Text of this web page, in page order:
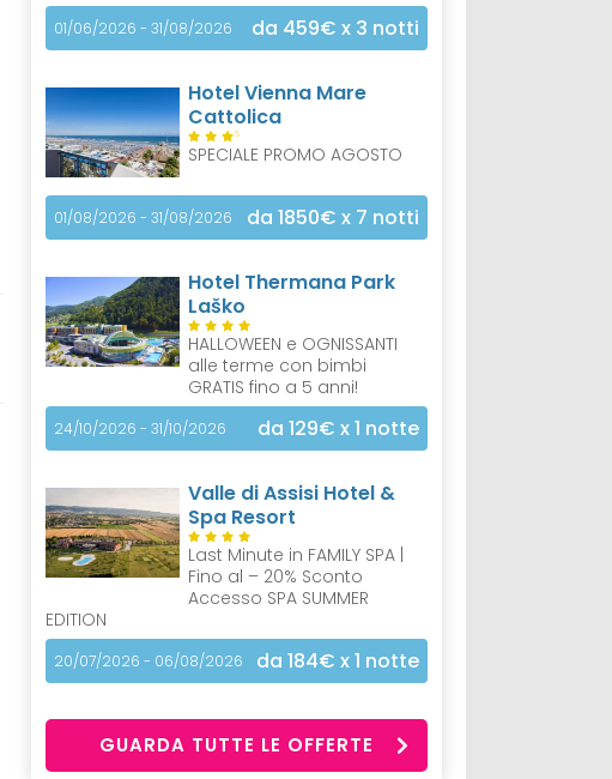
01/06/2026 - 31/08/2026 da 459€ x 3 notti
Hotel Vienna Mare
Cattolica
S
SPECIALE PROMO AGOSTO
01/08/2026 - 31/08/2026 da 1850€ x 7 notti
Hotel Thermana Park
Laško
HALLOWEEN e OGNISSANTI
alle terme con bimbi
GRATIS fino a 5 anni!
24/10/2026 - 31/10/2026 da 129€ x 1 notte
Valle di Assisi Hotel &
Spa Resort
Last Minute in FAMILY SPA |
Fino al – 20% Sconto
Accesso SPA SUMMER
EDITION
20/07/2026 - 06/08/2026 da 184€ x 1 notte
GUARDA TUTTE LE OFFERTE